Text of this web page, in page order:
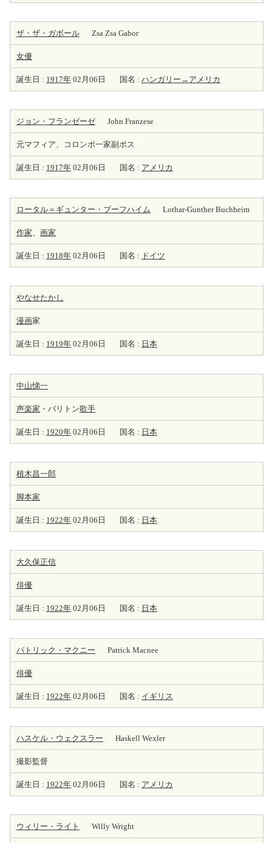
ザ・ザ・ガボール Zsa Zsa Gabor
女優
誕生日 : 1917年 02月06日 国名 : ハンガリー→アメリカ
ジョン・フランゼーゼ John Franzese
元マフィア、コロンボ一家副ボス
誕生日 : 1917年 02月06日 国名 : アメリカ
ロータル＝ギュンター・ブーフハイム Lothar-Gunther Buchheim
作家、 画家
誕生日 : 1918年 02月06日 国名 : ドイツ
やなせたかし
漫画家
誕生日 : 1919年 02月06日 国名 : 日本
中山悌一
声楽家 ・バリトン歌手
誕生日 : 1920年 02月06日 国名 : 日本
植木昌一郎
脚本家
誕生日 : 1922年 02月06日 国名 : 日本
大久保正信
俳優
誕生日 : 1922年 02月06日 国名 : 日本
パトリック・マクニー Patrick Macnee
俳優
誕生日 : 1922年 02月06日 国名 : イギリス
ハスケル・ウェクスラー Haskell Wexler
撮影監督
誕生日 : 1922年 02月06日 国名 : アメリカ
ウィリー・ライト Willy Wright